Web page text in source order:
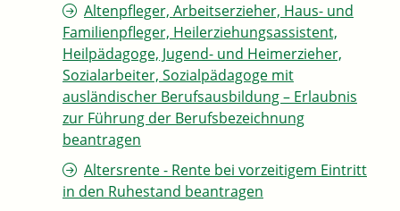
Altenpfleger, Arbeitserzieher, Haus- und
Familienpfleger, Heilerziehungsassistent,
Heilpädagoge, Jugend- und Heimerzieher,
Sozialarbeiter, Sozialpädagoge mit
ausländischer Berufsausbildung – Erlaubnis
zur Führung der Berufsbezeichnung
beantragen
Altersrente - Rente bei vorzeitigem Eintritt
in den Ruhestand beantragen